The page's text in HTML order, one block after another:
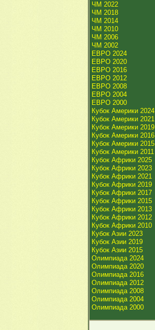
ЧМ 2022
ЧМ 2018
ЧМ 2014
ЧМ 2010
ЧМ 2006
ЧМ 2002
ЕВРО 2024
ЕВРО 2020
ЕВРО 2016
ЕВРО 2012
ЕВРО 2008
ЕВРО 2004
ЕВРО 2000
Кубок Америки 2024
Кубок Америки 2021
Кубок Америки 2019
Кубок Америки 2016
Кубок Америки 2015
Кубок Америки 2011
Кубок Африки 2025
Кубок Африки 2023
Кубок Африки 2021
Кубок Африки 2019
Кубок Африки 2017
Кубок Африки 2015
Кубок Африки 2013
Кубок Африки 2012
Кубок Африки 2010
Кубок Азии 2023
Кубок Азии 2019
Кубок Азии 2015
Олимпиада 2024
Олимпиада 2020
Олимпиада 2016
Олимпиада 2012
Олимпиада 2008
Олимпиада 2004
Олимпиада 2000